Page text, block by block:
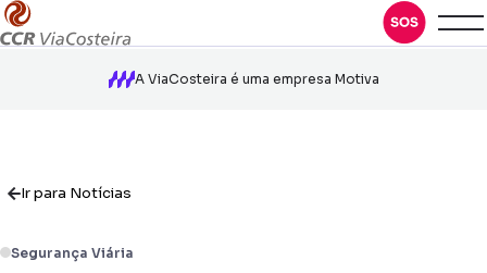
A ViaCosteira é uma empresa Motiva
Ir para Notícias
Segurança Viária